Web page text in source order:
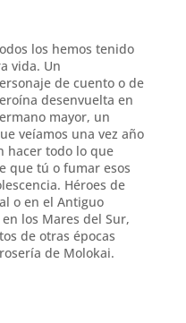
los hemos tenido
vida. Un
de cuento o de
desenvuelta en
mayor, un
veíamos una vez año
hacer todo lo que
que tú o fumar esos
Héroes de
o en el Antiguo
los Mares del Sur,
de otras épocas
de Molokai.